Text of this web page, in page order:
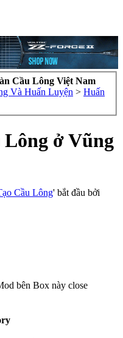
Cầu Lông Việt Nam
Và Huấn Luyện > Huấn
ở Vũng
Cầu Lông' bắt đầu bởi
bên Box này close